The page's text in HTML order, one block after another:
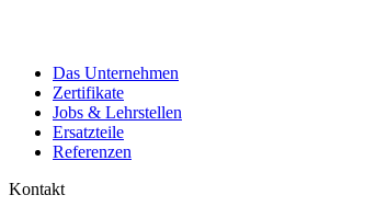
Das Unternehmen
Zertifikate
Jobs & Lehrstellen
Ersatzteile
Referenzen
Kontakt